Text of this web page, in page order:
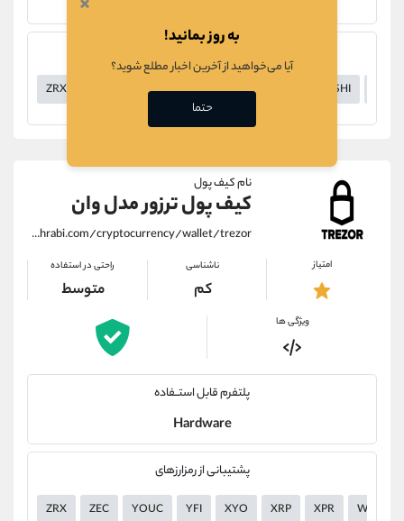
ZRX ZEN ZEC YOUC YOOSHI
نام کیف پول
کیف پول ترزور مدل وان
https://alirezamehrabi.com/cryptocurrency/wallet/trezor
امتیاز ناشناسی
کم
راحتی در استفاده
متوسط
ویژگی ها
پلتفرم قابل استــفاده
Hardware
پشتیبانی از رمزارزهای
ZRX ZEC YOUC YFI XYO XRP XPR WILD
به روز بمانید!
آیا می‌خواهید از آخرین اخبار مطلع شوید؟
حتما